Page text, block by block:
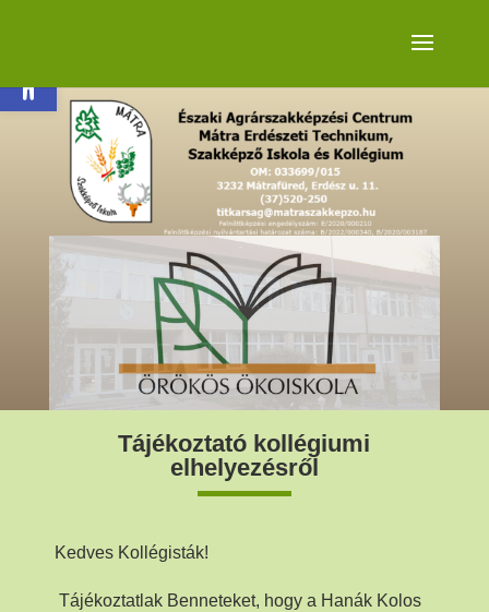
Tájékoztató kollégiumi
elhelyezésről
Kedves Kollégisták!
Tájékoztatlak Benneteket, hogy a Hanák Kolos